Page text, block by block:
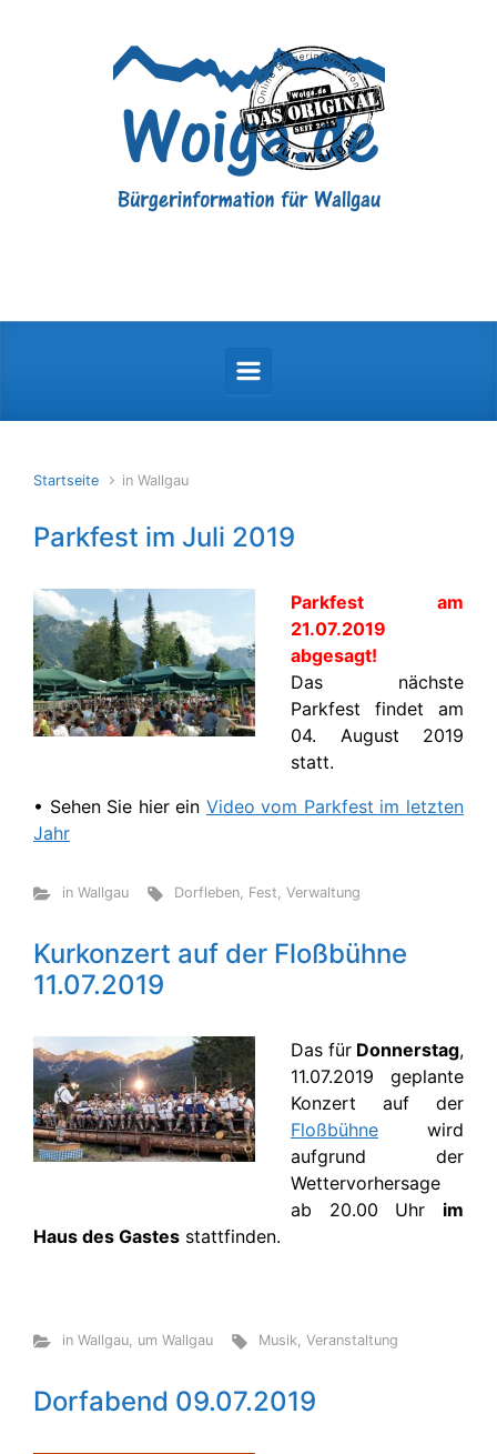
Startseite in Wallgau
Parkfest im Juli 2019
Parkfest am
21.07.2019
abgesagt!
Das nächste
Parkfest findet am
04. August 2019
statt.
• Sehen Sie hier ein Video vom Parkfest im letzten
Jahr
in Wallgau Dorfleben, Fest,Verwaltung
Kurkonzert auf der Floßbühne
11.07.2019
Das für Donnerstag,
11.07.2019 geplante
Konzert auf der
Floßbühne wird
aufgrund der
Wettervorhersage
ab 20.00 Uhr im
Haus des Gastes stattfinden.
in Wallgau, um Wallgau Musik,Veranstaltung
Dorfabend 09.07.2019